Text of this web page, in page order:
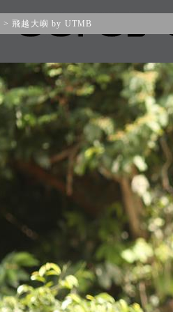
>飛越大嶼 by UTMB